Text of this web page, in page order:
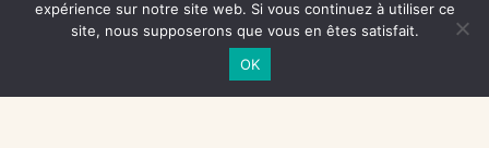
NOS SOUTIENS
expérience sur notre site web. Si vous continuez à utiliser ce
site, nous supposerons que vous en êtes satisfait.
OK